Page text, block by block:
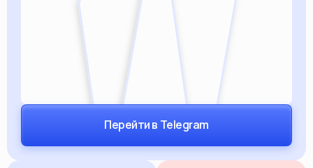
Перейти в Telegram